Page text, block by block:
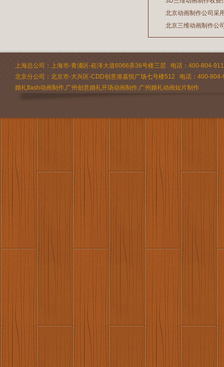
2026/03/19
2026/02/28
北京动画制作公司采
2026/02/24
北京三维动画制作公
2026/02/09
上海总公司：上海市-青浦区-崧泽大道6066弄36号楼三层 电话：400-804-
北京分公司：北京市-大兴区-CDD创意港嘉悦广场七号楼512 电话：400-
婚礼flash动画制作,广州创意婚礼开场动画制作,广州婚礼动画短片制作